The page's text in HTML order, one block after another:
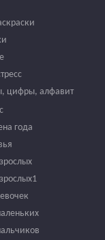
цифры, алфавит
года